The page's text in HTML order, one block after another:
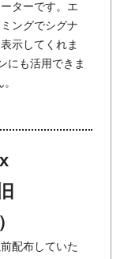
ターです。エ
ングでシグナ
示してくれま
にも活用できま
配布していた